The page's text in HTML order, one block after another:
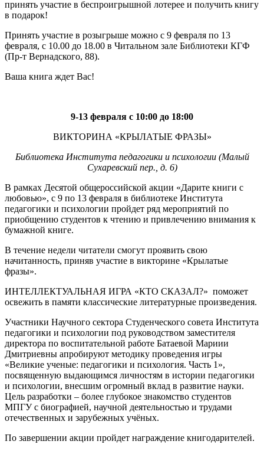
принять участие в беспроигрышной лотерее и получить книгу
в подарок!
Принять участие в розыгрыше можно с 9 февраля по 13
февраля, с 10.00 до 18.00 в Читальном зале Библиотеки КГФ
(Пр-т Вернадского, 88).
Ваша книга ждет Вас!
9-13 февраля с 10:00 до 18:00
ВИКТОРИНА «КРЫЛАТЫЕ ФРАЗЫ»
Библиотека Института педагогики и психологии (Малый
Сухаревский пер., д. 6)
В рамках Десятой общероссийской акции «Дарите книги с
любовью», с 9 по 13 февраля в библиотеке Института
педагогики и психологии пройдет ряд мероприятий по
приобщению студентов к чтению и привлечению внимания к
бумажной книге.
В течение недели читатели смогут проявить свою
начитанность, приняв участие в викторине «Крылатые
фразы».
ИНТЕЛЛЕКТУАЛЬНАЯ ИГРА «КТО СКАЗАЛ?» поможет
освежить в памяти классические литературные произведения.
Участники Научного сектора Студенческого совета Института
педагогики и психологии под руководством заместителя
директора по воспитательной работе Батаевой Мариии
Дмитриевны апробируют методику проведения игры
«Великие ученые: педагогики и психология. Часть 1»,
посвященную выдающимся личностям в истории педагогики
и психологии, внесшим огромный вклад в развитие науки.
Цель разработки – более глубокое знакомство студентов
МПГУ с биографией, научной деятельностью и трудами
отечественных и зарубежных учёных.
По завершении акции пройдет награждение книгодарителей.